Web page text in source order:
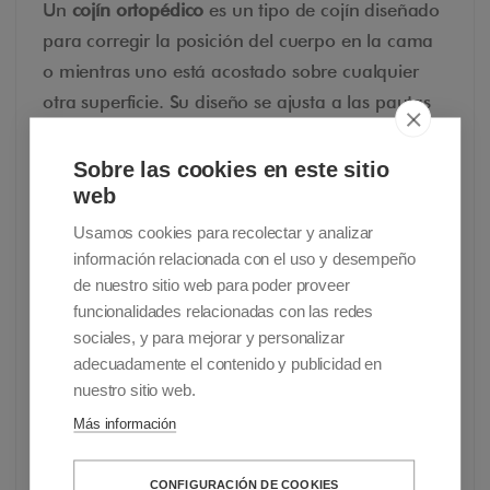
Un cojín ortopédico es un tipo de cojín diseñado
para corregir la posición del cuerpo en la cama
o mientras uno está acostado sobre cualquier
otra superficie. Su diseño se ajusta a las pautas
ortopédicas para garantizar la colocación y el
soporte correctos de una o más partes
específicas del cuerpo
descanso seguro y saludable a la persona que
duerme.
¿De qué está hecho un
cojín ortopédico?
El cojín ortopédico se ha fabricado
tradicionalmente de espuma y fibra, pero ahora
Sobre las cookies en este sitio
web
Usamos cookies para recolectar y analizar
información relacionada con el uso y desempeño
de nuestro sitio web para poder proveer
funcionalidades relacionadas con las redes
sociales, y para mejorar y personalizar
adecuadamente el contenido y publicidad en
nuestro sitio web.
Más información
CONFIGURACIÓN DE COOKIES